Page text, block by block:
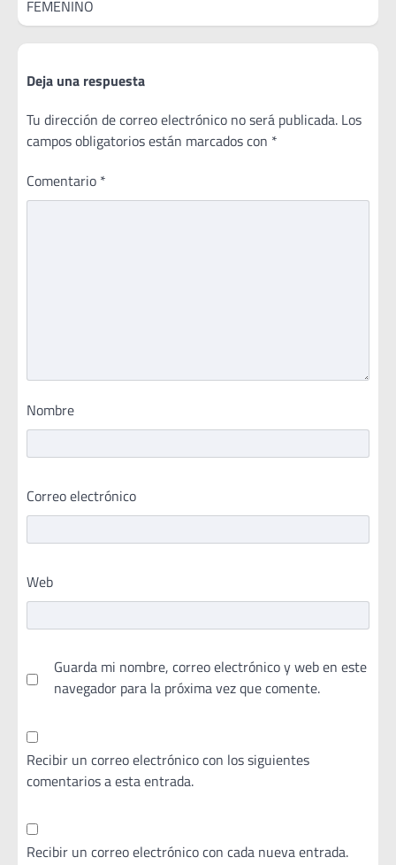
FEMENINO
Deja una respuesta
Tu dirección de correo electrónico no será publicada. Los
campos obligatorios están marcados con *
Comentario *
Nombre
Correo electrónico
Web
Guarda mi nombre, correo electrónico y web en este
navegador para la próxima vez que comente.
Recibir un correo electrónico con los siguientes
comentarios a esta entrada.
Recibir un correo electrónico con cada nueva entrada.